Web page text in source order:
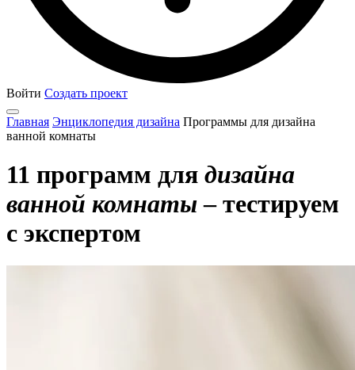
Войти Создать проект
Главная Энциклопедия дизайна Программы для дизайна
ванной комнаты
11 программ для дизайна
ванной комнаты– тестируем
с экспертом